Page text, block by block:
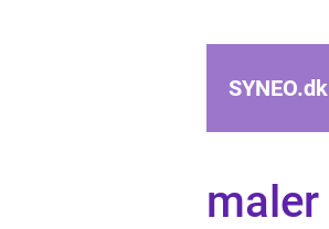
SYNEO.dk
maler